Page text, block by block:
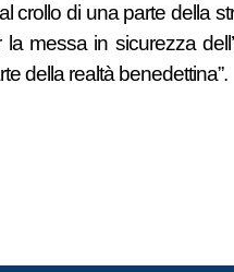
di una parte della
messa in sicurezza
della realtà benedettina”.